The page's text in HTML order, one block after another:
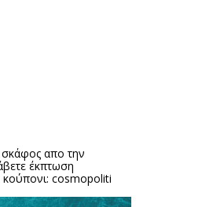
σκάφος απο την
έκπτωση
κούπονι: cosmopoliti